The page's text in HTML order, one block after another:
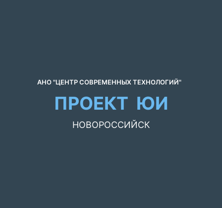
АНО "ЦЕНТР СОВРЕМЕННЫХ ТЕХНОЛОГИЙ"
ПРОЕКТ ЮИ
НОВОРОССИЙСК